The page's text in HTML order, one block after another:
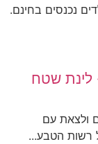
נכנסים בחינם.
לינת שטח
ולצאת עם
רשות הטבע...